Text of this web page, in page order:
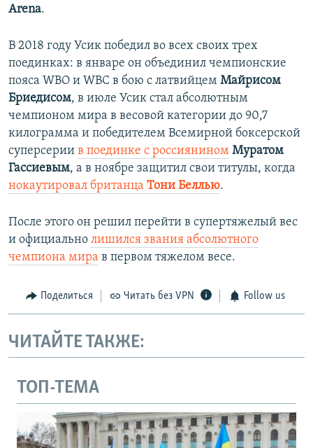
Arena.
В 2018 году Усик победил во всех своих трех
поединках: в январе он объединил чемпионские
пояса WBO и WBC в бою с латвийцем Майрисом
Бриедисом, в июле Усик стал абсолютным
чемпионом мира в весовой категории до 90,7
килограмма и победителем Всемирной боксерской
суперсерии в поединке с россиянином Муратом
Гассиевым, а в ноябре защитил свои титулы, когда
нокаутировал британца Тони Беллью.​
После этого он решил перейти в супертяжелый вес
и официально лишился звания абсолютного
чемпиона мира в первом тяжелом весе.
Поделиться Читать без VPN Follow us
ЧИТАЙТЕ ТАКЖЕ:
ТОП-ТЕМА